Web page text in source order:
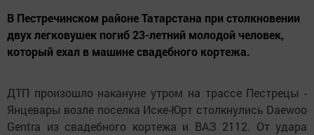
В Пестречинском районе Татарстана при столкновении
двух легковушек погиб 23-летний молодой человек,
который ехал в машине свадебного кортежа.
ДТП произошло накануне утром на трассе Пестрецы -
Янцевары возле поселка Иске-Юрт столкнулись Daewoo
Gentra из свадебного кортежа и ВАЗ 2112. От удара